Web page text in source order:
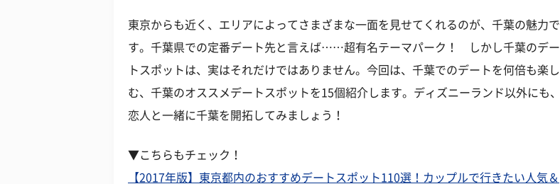
東京からも近く、エリアによってさまざまな一面を見せてくれるのが、千葉の魅力で
す。千葉県での定番デート先と言えば……超有名テーマパーク！ しかし千葉のデー
トスポットは、実はそれだけではありません。今回は、千葉でのデートを何倍も楽し
む、千葉のオススメデートスポットを15個紹介します。ディズニーランド以外にも、
恋人と一緒に千葉を開拓してみましょう！
▼こちらもチェック！
【2017年版】東京都内のおすすめデートスポット110選！カップルで行きたい人気＆